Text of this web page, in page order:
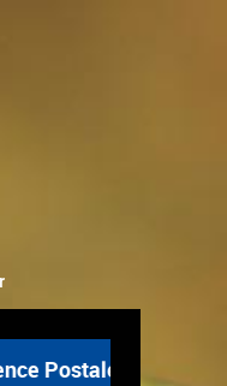
Communale